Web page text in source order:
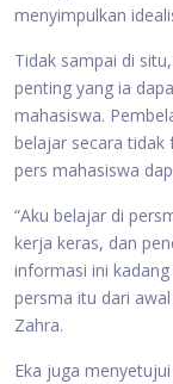
menyimpulkan
Tidak sampai di
penting yang ia
mahasiswa.
belajar secara
pers mahasiswa
“Aku belajar di
kerja keras, dan
informasi ini
persma itu dari
Zahra.
Eka juga